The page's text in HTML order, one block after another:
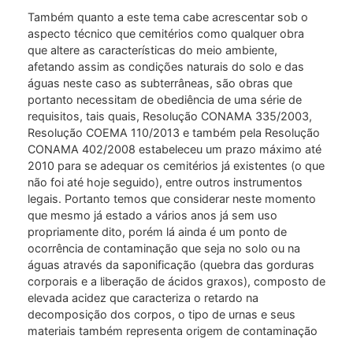
Também quanto a este tema cabe acrescentar sob o
aspecto técnico que cemitérios como qualquer obra
que altere as características do meio ambiente,
afetando assim as condições naturais do solo e das
águas neste caso as subterrâneas, são obras que
portanto necessitam de obediência de uma série de
requisitos, tais quais, Resolução CONAMA 335/2003,
Resolução COEMA 110/2013 e também pela Resolução
CONAMA 402/2008 estabeleceu um prazo máximo até
2010 para se adequar os cemitérios já existentes (o que
não foi até hoje seguido), entre outros instrumentos
legais. Portanto temos que considerar neste momento
que mesmo já estado a vários anos já sem uso
propriamente dito, porém lá ainda é um ponto de
ocorrência de contaminação que seja no solo ou na
águas através da saponificação (quebra das gorduras
corporais e a liberação de ácidos graxos), composto de
elevada acidez que caracteriza o retardo na
decomposição dos corpos, o tipo de urnas e seus
materiais também representa origem de contaminação